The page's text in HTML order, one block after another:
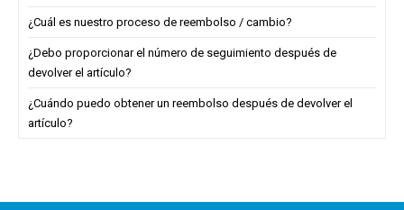
¿Cuál es nuestro proceso de reembolso / cambio?
¿Debo proporcionar el número de seguimiento después de
devolver el artículo?
¿Cuándo puedo obtener un reembolso después de devolver el
artículo?